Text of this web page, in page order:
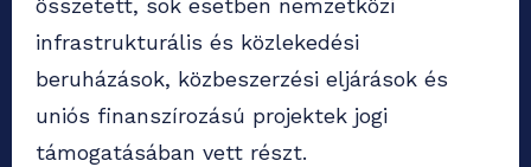
összetett, sok esetben nemzetközi
infrastrukturális és közlekedési
beruházások, közbeszerzési eljárások és
uniós finanszírozású projektek jogi
támogatásában vett részt.